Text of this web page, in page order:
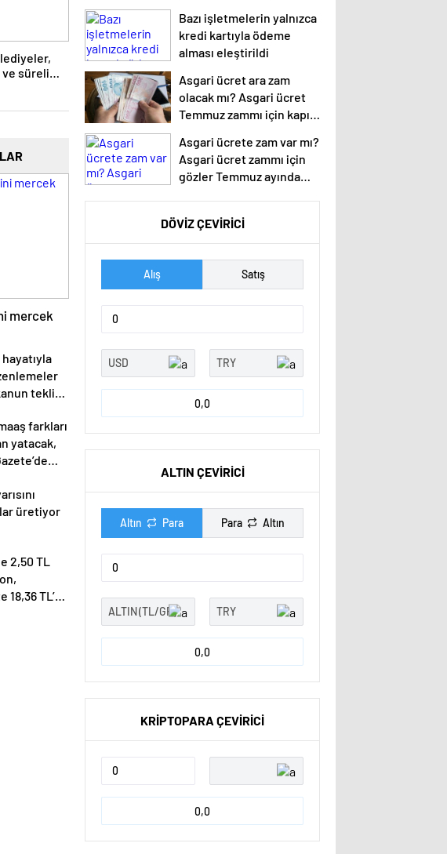
ve süreli
mercek
hayatıyla
teklifi
farkları
yatacak,
üretiyor
2,50 TL
18,36 TL’ye
Bazı işletmelerin yalnızca
kredi kartıyla ödeme
alması eleştirildi
Asgari ücret ara zam
olacak mı? Asgari ücret
Temmuz zammı için kapıyı
Asgari ücrete zam var mı?
Asgari ücret zammı için
gözler Temmuz ayında…
DÖVİZ ÇEVİRİCİ
Alış Satış
0,0
ALTIN ÇEVİRİCİ
Altın Para Para Altın
0,0
KRİPTOPARA ÇEVİRİCİ
0,0